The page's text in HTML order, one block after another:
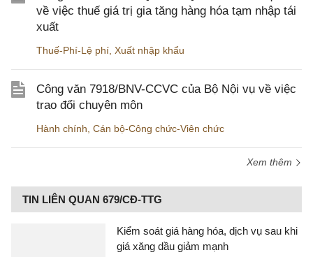
về việc thuế giá trị gia tăng hàng hóa tạm nhập tái
xuất
Thuế-Phí-Lệ phí Xuất nhập khẩu
Công văn 7918/BNV-CCVC của Bộ Nội vụ về việc
trao đổi chuyên môn
Hành chính Cán bộ-Công chức-Viên chức
Xem thêm
TIN LIÊN QUAN 679/CĐ-TTG
Kiểm soát giá hàng hóa, dịch vụ sau khi
giá xăng dầu giảm mạnh